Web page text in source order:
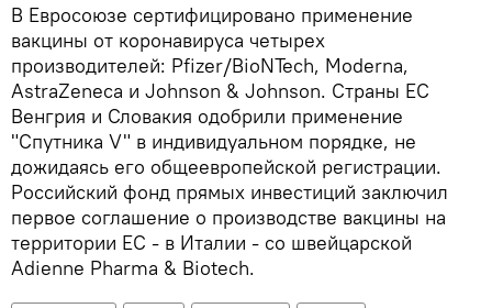
В Евросоюзе сертифицировано применение
вакцины от коронавируса четырех
производителей: Pfizer/BioNTech, Moderna,
AstraZeneca и Johnson & Johnson. Страны ЕС
Венгрия и Словакия одобрили применение
"Спутника V" в индивидуальном порядке, не
дожидаясь его общеевропейской регистрации.
Российский фонд прямых инвестиций заключил
первое соглашение о производстве вакцины на
территории ЕС - в Италии - со швейцарской
Adienne Pharma & Biotech.